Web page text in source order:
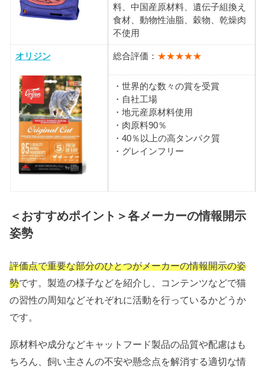
料、中国産原材料、遺伝子組換え
食材、動物性油脂、穀物、乾燥肉
不使用
オリジン 総合評価： ★★★★★
・世界的な数々の賞を受賞
・自社工場
・地元産原材料使用
・肉原料90％
・40％以上の高タンパク質
・グレインフリー
＜おすすめポイント＞各メーカーの情報開示
姿勢
評価点で重要な部分のひとつがメーカーの情報開示の姿
勢です。製造の様子などを紹介し、コンテンツなどで猫
の習性の周知などそれぞれに活動を行っているかどうか
です。
原材料や成分などキャットフード製品の品質や配慮はも
ちろん、飼い主さんの不安や懸念点を解消する適切な情